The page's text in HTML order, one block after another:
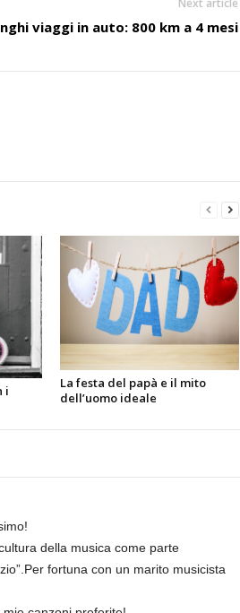
Next article
viaggi in auto: 800 km a 4 mesi
i
La festa del papà e il mito
dell’uomo ideale
della musica come parte
fortuna con un marito musicista